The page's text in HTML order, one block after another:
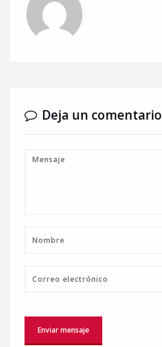
Deja un comentario